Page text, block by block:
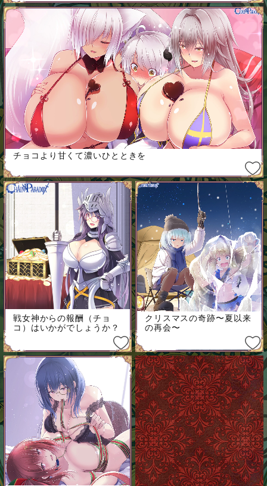
チョコより甘くて濃いひとときを
戦女神からの報酬（チョ
コ）はいかがでしょうか？
クリスマスの奇跡〜夏以来
の再会〜